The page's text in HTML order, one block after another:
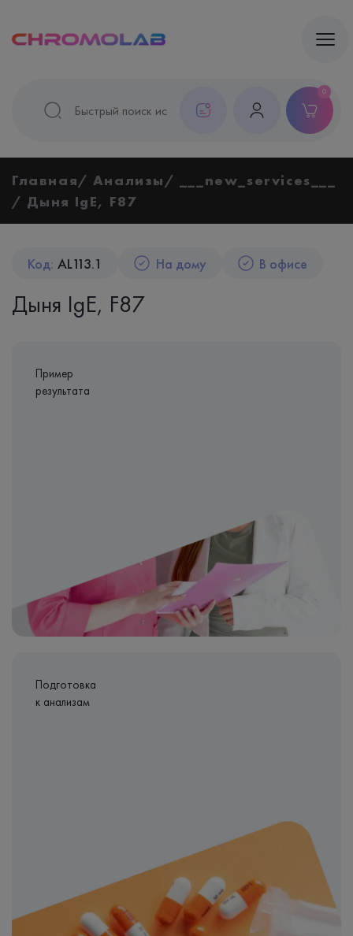
0
Главная Анализы
___new_services___
Дыня IgE, F87
Код: AL113.1 На дому В офисе
Дыня IgE, F87
Пример
результата
Подготовка
к анализам